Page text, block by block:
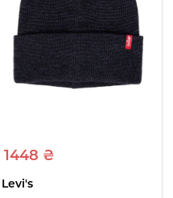
1448 ₴
Levi's